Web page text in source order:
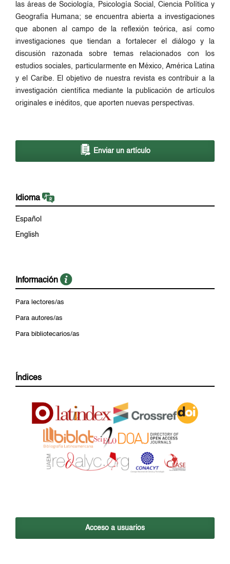
las áreas de Sociología, Psicología Social, Ciencia Política y
Geografía Humana; se encuentra abierta a investigaciones
que abonen al campo de la reflexión teórica, así como
investigaciones que tiendan a fortalecer el diálogo y la
discusión razonada sobre temas relacionados con los
estudios sociales, particularmente en México, América Latina
y el Caribe. El objetivo de nuestra revista es contribuir a la
investigación científica mediante la publicación de artículos
originales e inéditos, que aporten nuevas perspectivas.
Enviar un artículo
Idioma
Español
English
Información
Para lectores/as
Para autores/as
Para bibliotecarios/as
Índices
Acceso a usuarios